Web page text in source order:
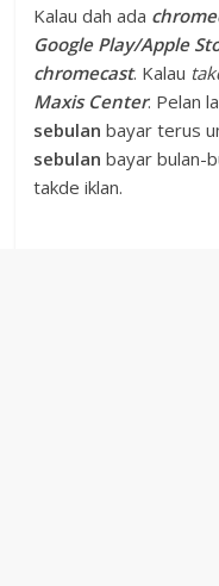
Kalau dah ada
Google Play/Apple
chromecast. Kalau
Maxis Center. Pelan
sebulan bayar terus
sebulan bayar bulan-
takde iklan.